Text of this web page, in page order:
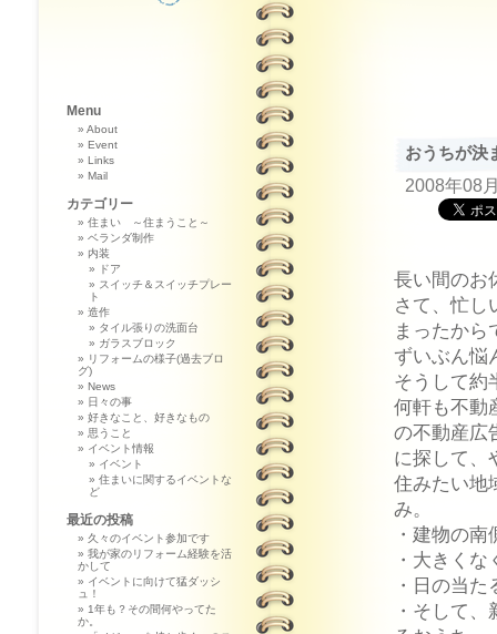
おうちが決
2008年08
長い間のお
さて、忙し
まったから
ずいぶん悩
そうして約
何軒も不動
の不動産広
に探して、
住みたい地
み。
・建物の
・大きく
・日の当
・そして
Menu
About
Event
Links
Mail
カテゴリー
住まい ～住まうこと～
ベランダ制作
内装
ドア
スイッチ＆スイッチプレー
ト
造作
タイル張りの洗面台
ガラスブロック
リフォームの様子(過去ブロ
グ)
News
日々の事
好きなこと、好きなもの
思うこと
イベント情報
イベント
住まいに関するイベントな
ど
最近の投稿
久々のイベント参加です
我が家のリフォーム経験を活
かして
イベントに向けて猛ダッシ
ュ！
1年も？その間何やってた
か。